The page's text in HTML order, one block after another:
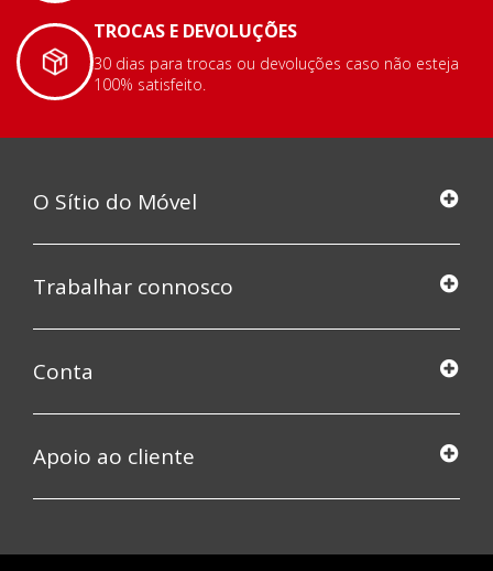
TROCAS E DEVOLUÇÕES
30 dias para trocas ou devoluções caso não esteja
100% satisfeito.
O Sítio do Móvel
Trabalhar connosco
Conta
Apoio ao cliente